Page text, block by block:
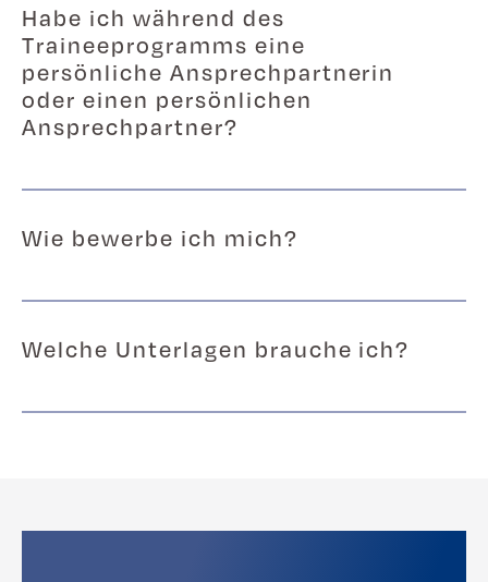
Habe ich während des
Traineeprogramms eine
persönliche Ansprechpartnerin
oder einen persönlichen
Ansprechpartner?
Wie bewerbe ich mich?
Welche Unterlagen brauche ich?